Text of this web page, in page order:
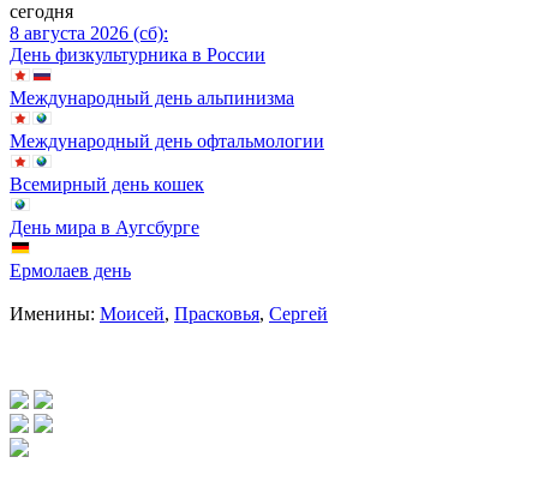
сегодня
8 августа 2026 (сб):
День физкультурника в России
Международный день альпинизма
Международный день офтальмологии
Всемирный день кошек
День мира в Аугсбурге
Ермолаев день
Именины: Моисей, Прасковья, Сергей